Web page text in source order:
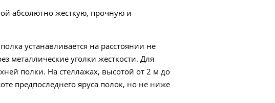
абсолютно жесткую, прочную и
устанавливается на расстоянии не
металлические уголки жесткости. Для
полки. На стеллажах, высотой от 2 м до
предпоследнего яруса полок, но не ниже